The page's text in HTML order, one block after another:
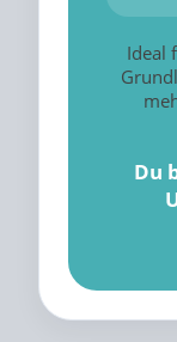
Ideal
Du